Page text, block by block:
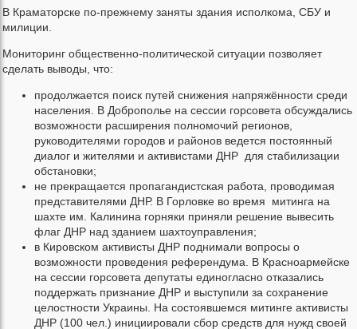
В Краматорске по-прежнему заняты здания исполкома, СБУ и
милиции.
Мониторинг общественно-политической ситуации позволяет
сделать выводы, что:
продолжается поиск путей снижения напряжённости среди
населения. В Доброполье на сессии горсовета обсуждались
возможности расширения полномочий регионов,
руководителями городов и районов ведется постоянный
диалог и жителями и активистами ДНР для стабилизации
обстановки;
не прекращается пропагандистская работа, проводимая
представителями ДНР. В Горловке во время митинга на
шахте им. Калинина горняки приняли решение вывесить
флаг ДНР над зданием шахтоуправления;
в Кировском активисты ДНР поднимали вопросы о
возможности проведения референдума. В Красноармейске
на сессии горсовета депутаты единогласно отказались
поддержать признание ДНР и выступили за сохранение
целостности Украины. На состоявшемся митинге активисты
ДНР (100 чел.) инициировали сбор средств для нужд своей